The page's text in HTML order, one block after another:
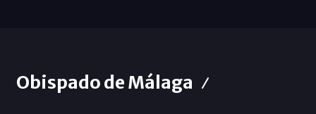
Obispado de Málaga